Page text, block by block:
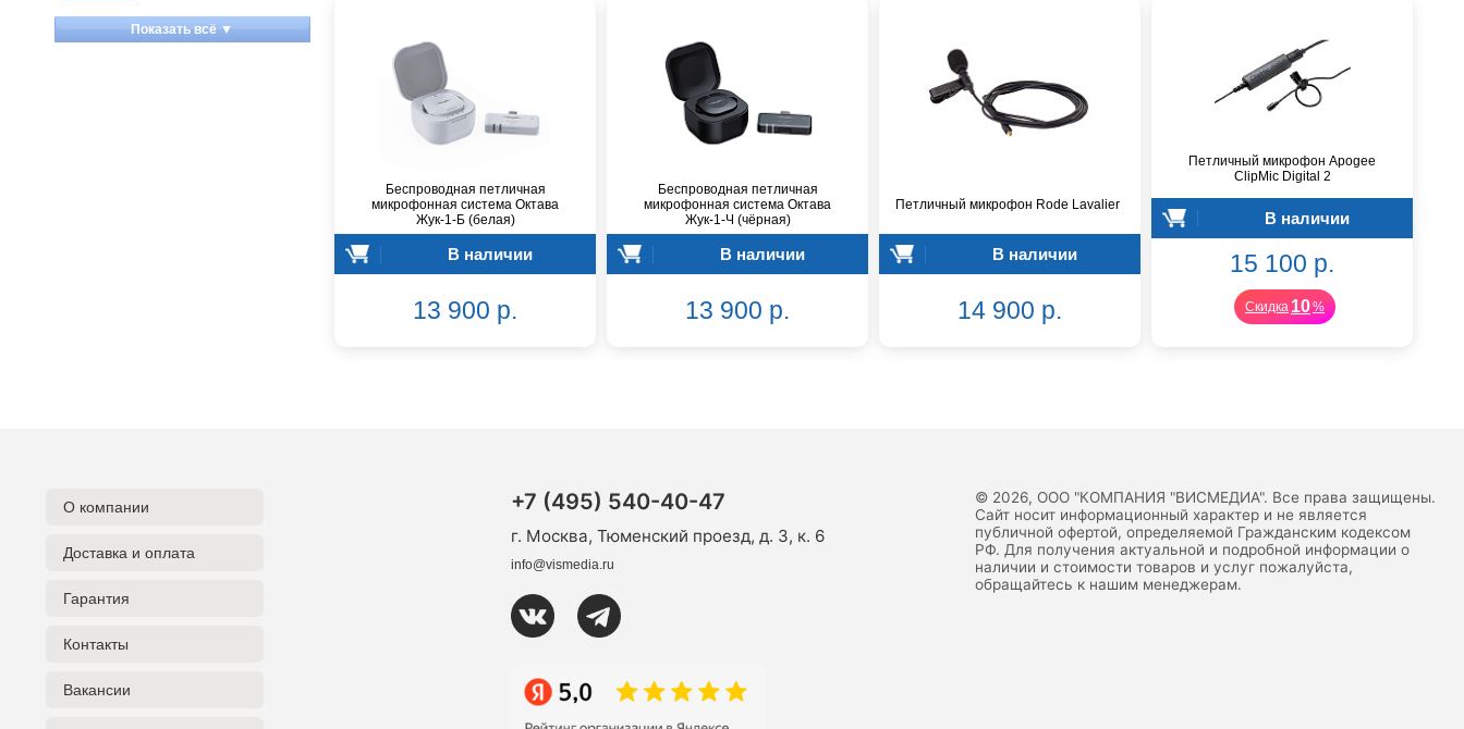
Ampeg
Apart
CROWN
Casio
Cort
Crafter
Показать всё ▼
Беспроводная петличная
микрофонная система Октава
Жук-1-Б (белая)
В наличии
13 900 р.
Беспроводная петличная
микрофонная система Октава
Жук-1-Ч (чёрная)
В наличии
13 900 р.
Петличный микрофон Rode Lavalier
В наличии
14 900 р.
Петличный микрофон Apogee
ClipMic Digital 2
В наличии
15 100 р.
Скидка 10%
О компании
Доставка и оплата
Гарантия
Контакты
Вакансии
+7 (495) 540-40-47
г. Москва, Тюменский проезд, д. 3, к. 6
info@vismedia.ru
© 2026, ООО "КОМПАНИЯ "ВИСМЕДИА". Все права защищены.
Сайт носит информационный характер и не является
публичной офертой, определяемой Гражданским кодексом
РФ. Для получения актуальной и подробной информации о
наличии и стоимости товаров и услуг пожалуйста,
обращайтесь к нашим менеджерам.